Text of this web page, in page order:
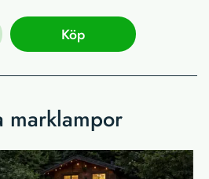
Köp
marklampor